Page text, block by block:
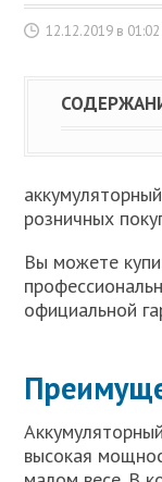
12.12.2019 в 01:02
розничных
Вы можете
официальной
высокая